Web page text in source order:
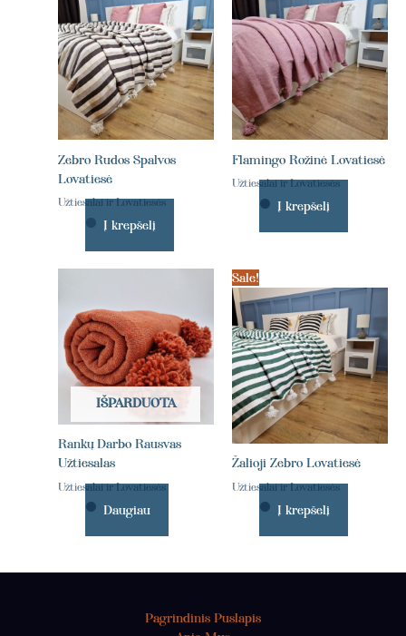
Zebro Rudos Spalvos
Lovatiesė
Užtiesalai ir Lovatiesės
Į krepšelį
Flamingo Rožinė Lovatiesė
Užtiesalai ir Lovatiesės
Į krepšelį
IŠPARDUOTA
Rankų Darbo Rausvas
Užtiesalas
Užtiesalai ir Lovatiesės
Daugiau
Sale!
Žalioji Zebro Lovatiesė
Užtiesalai ir Lovatiesės
Į krepšelį
Pagrindinis Puslapis